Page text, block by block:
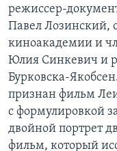
режиссер-
Павел Лозинский,
киноакадемии и
Юлия Синкевич и
Бурковска-
признан фильм
с формулировкой
двойной портрет
фильм, который